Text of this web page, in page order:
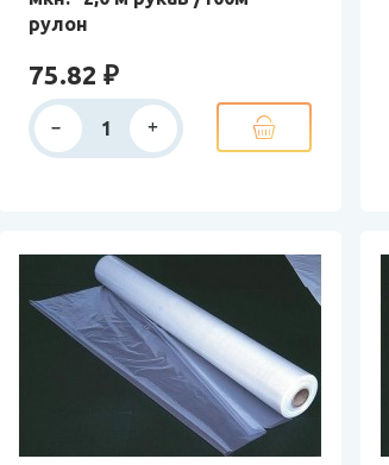
рулон
75.82 ₽